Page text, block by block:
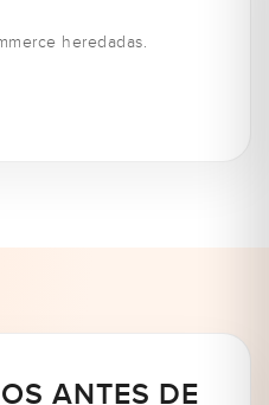
heredadas.
ANTES DE